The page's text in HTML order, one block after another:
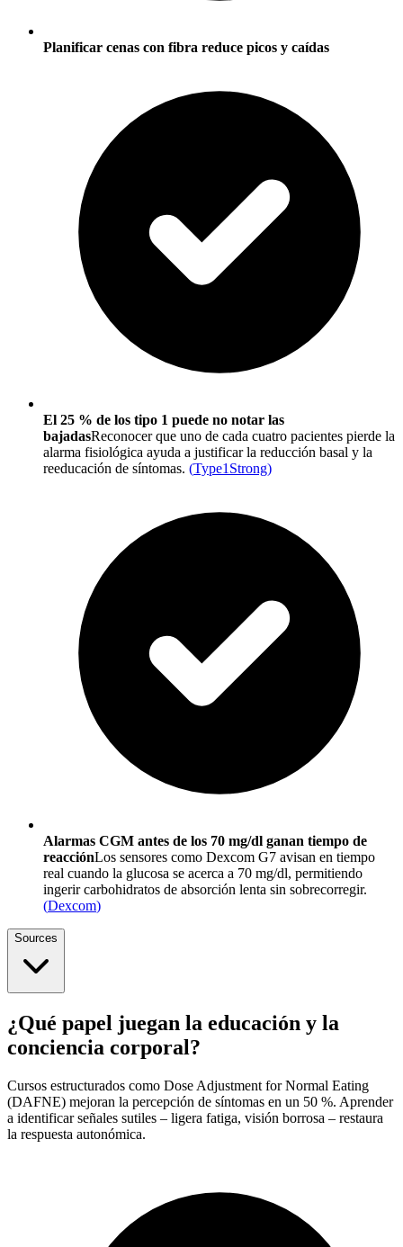
Planificar cenas con fibra reduce picos y caídas
El 25 % de los tipo 1 puede no notar las
bajadasReconocer que uno de cada cuatro pacientes pierde la
alarma fisiológica ayuda a justificar la reducción basal y la
reeducación de síntomas. (Type1Strong)
Alarmas CGM antes de los 70 mg/dl ganan tiempo de
reacciónLos sensores como Dexcom G7 avisan en tiempo
real cuando la glucosa se acerca a 70 mg/dl, permitiendo
ingerir carbohidratos de absorción lenta sin sobrecorregir.
(Dexcom)
Sources
¿Qué papel juegan la educación y la
conciencia corporal?
Cursos estructurados como Dose Adjustment for Normal Eating
(DAFNE) mejoran la percepción de síntomas en un 50 %. Aprender
a identificar señales sutiles – ligera fatiga, visión borrosa – restaura
la respuesta autonómica.